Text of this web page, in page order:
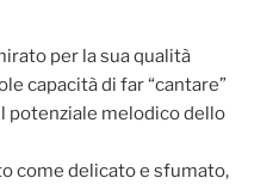
per la sua qualità
capacità di far “cantare”
potenziale melodico dello
come delicato e sfumato,